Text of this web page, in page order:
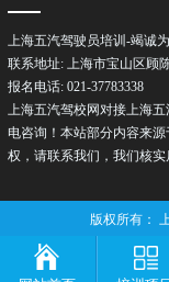
上海五汽驾驶员培训-竭诚
联系地址: 上海市宝山区顾
报名电话: 021-37783338
上海五汽驾校网对接上海
电咨询！本站部分内容来
权，请联系我们，我们核实
版权所有：